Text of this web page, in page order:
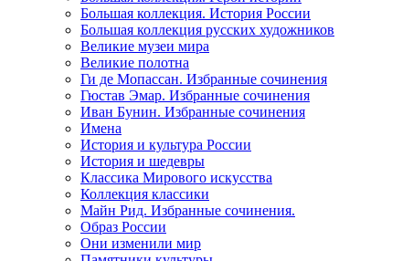
Большая коллекция. История России
Большая коллекция русских художников
Великие музеи мира
Великие полотна
Ги де Мопассан. Избранные сочинения
Гюстав Эмар. Избранные сочинения
Иван Бунин. Избранные сочинения
Имена
История и культура России
История и шедевры
Классика Мирового искусства
Коллекция классики
Майн Рид. Избранные сочинения.
Образ России
Они изменили мир